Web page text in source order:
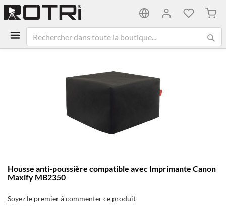
Mon
au
début
la
Housse anti-poussière compatible avec Imprimante Canon
Maxify MB2350
Soyez le premier à commenter ce produit